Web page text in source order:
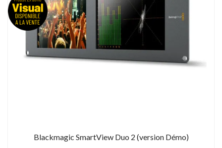
23 880,00 € TTC
19 900,00 € HT
28 627,19 € TTC
15 600,00 € TTC
13 000,00 € HT
21 600,00 € TTC
Blackmagic SmartView Duo 2 (version Démo)